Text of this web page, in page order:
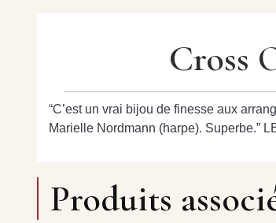
Cross
“C’est un vrai bijou de finesse aux
Marielle Nordmann (harpe). Superbe.”
Produits